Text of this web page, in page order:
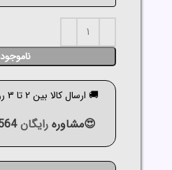
ناموجود
🚚 ارسال کالا بین 2 تا 3 روز کاری می باشد.
😍مشاورهرایگان09362644564😍